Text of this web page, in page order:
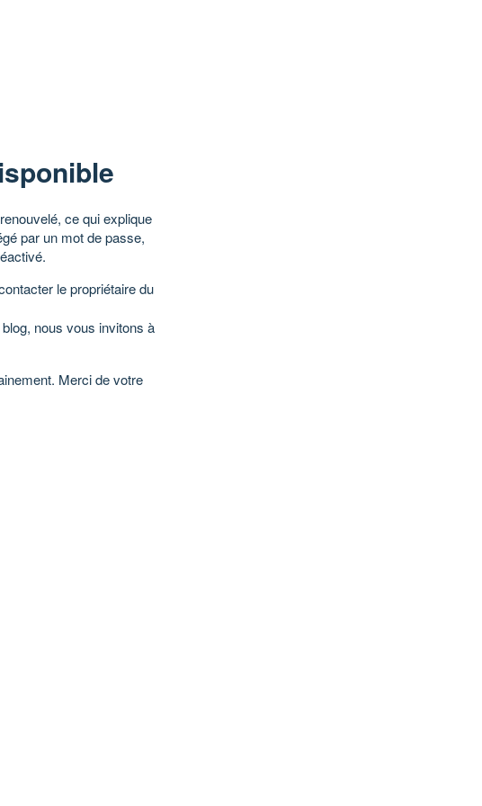
ce qui explique
par un mot de passe,
le propriétaire du
nous vous invitons à
Merci de votre